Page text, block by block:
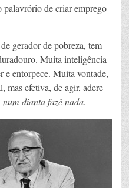
de criar emprego
gerador de pobreza, tem
Muita inteligência
e entorpece. Muita vontade,
mas efetiva, de agir, adere
num dianta fazê nada.